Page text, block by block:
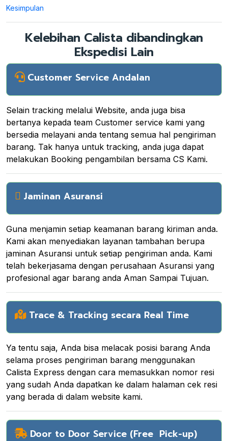
Kesimpulan
Kelebihan Calista dibandingkan
Ekspedisi Lain
Customer Service Andalan
Selain tracking melalui Website, anda juga bisa
bertanya kepada team Customer service kami yang
bersedia melayani anda tentang semua hal pengiriman
barang. Tak hanya untuk tracking, anda juga dapat
melakukan Booking pengambilan bersama CS Kami.
Jaminan Asuransi
Guna menjamin setiap keamanan barang kiriman anda.
Kami akan menyediakan layanan tambahan berupa
jaminan Asuransi untuk setiap pengiriman anda. Kami
telah bekerjasama dengan perusahaan Asuransi yang
profesional agar barang anda Aman Sampai Tujuan.
Trace & Tracking secara Real Time
Ya tentu saja, Anda bisa melacak posisi barang Anda
selama proses pengiriman barang menggunakan
Calista Express dengan cara memasukkan nomor resi
yang sudah Anda dapatkan ke dalam halaman cek resi
yang berada di dalam website kami.
Door to Door Service (Free Pick-up)